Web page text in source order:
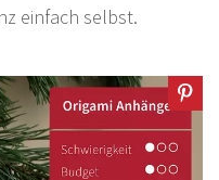
einfach selbst.